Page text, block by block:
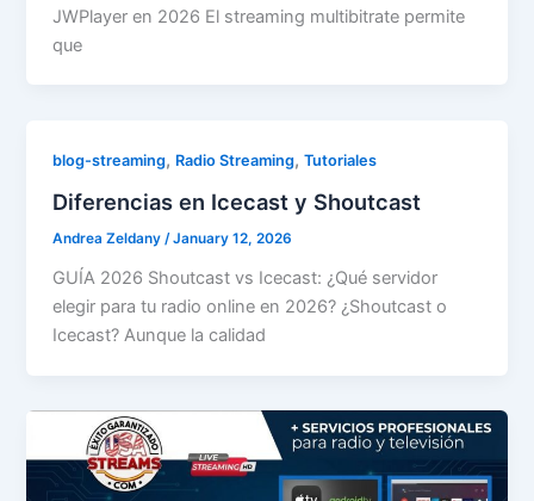
JWPlayer en 2026 El streaming multibitrate permite
que
blog-streaming, Radio Streaming,Tutoriales
Diferencias en Icecast y Shoutcast
Andrea Zeldany/January 12, 2026
GUÍA 2026 Shoutcast vs Icecast: ¿Qué servidor
elegir para tu radio online en 2026? ¿Shoutcast o
Icecast? Aunque la calidad